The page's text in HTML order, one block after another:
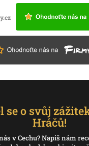
se o svůj
Hráčů!
v Cechu? Napiš nám